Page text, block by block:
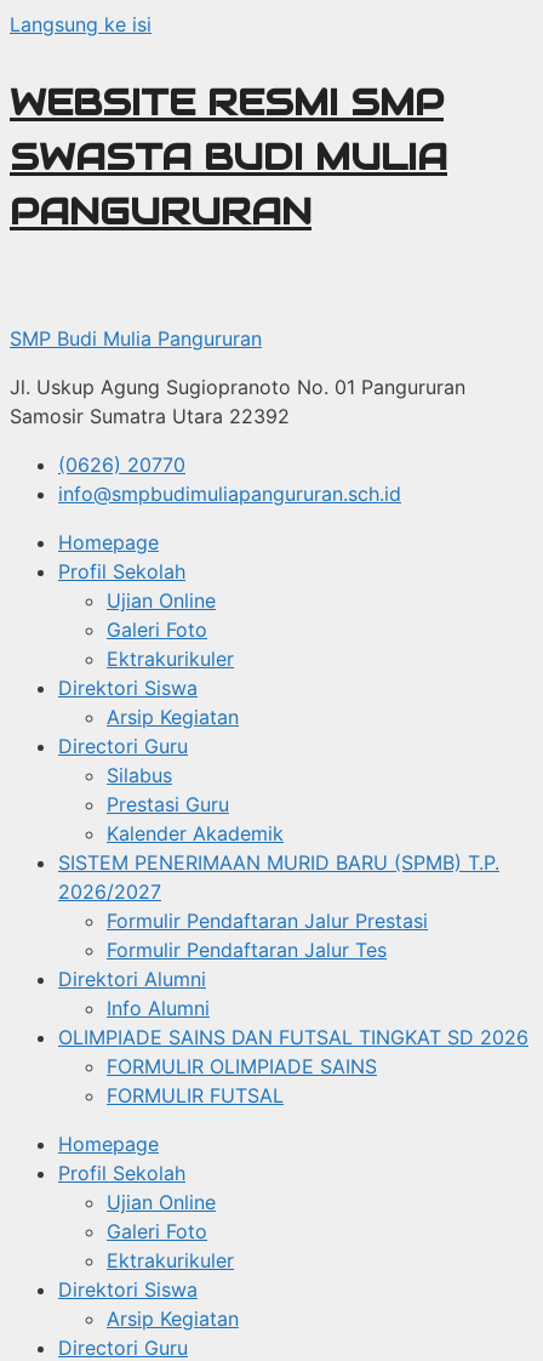
Langsung ke isi
WEBSITE RESMI SMP
SWASTA BUDI MULIA
PANGURURAN
SMP Budi Mulia Pangururan
Jl. Uskup Agung Sugiopranoto No. 01 Pangururan
Samosir Sumatra Utara 22392
(0626) 20770
info@smpbudimuliapangururan.sch.id
Homepage
Profil Sekolah
Ujian Online
Galeri Foto
Ektrakurikuler
Direktori Siswa
Arsip Kegiatan
Directori Guru
Silabus
Prestasi Guru
Kalender Akademik
SISTEM PENERIMAAN MURID BARU (SPMB) T.P.
2026/2027
Formulir Pendaftaran Jalur Prestasi
Formulir Pendaftaran Jalur Tes
Direktori Alumni
Info Alumni
OLIMPIADE SAINS DAN FUTSAL TINGKAT SD 2026
FORMULIR OLIMPIADE SAINS
FORMULIR FUTSAL
Homepage
Profil Sekolah
Ujian Online
Galeri Foto
Ektrakurikuler
Direktori Siswa
Arsip Kegiatan
Directori Guru